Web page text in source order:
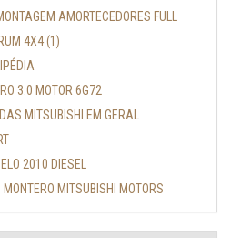
AMORTECEDORES FULL
4X4 (1)
3.0 MOTOR 6G72
MITSUBISHI EM GERAL
2010 DIESEL
MITSUBISHI MOTORS